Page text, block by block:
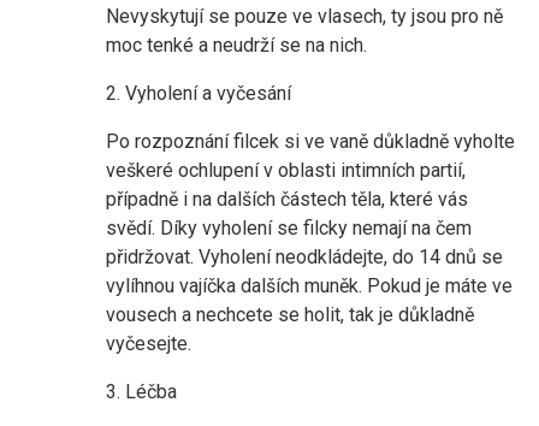
Nevyskytují se pouze ve vlasech, ty jsou pro ně
moc tenké a neudrží se na nich.
2. Vyholení a vyčesání
Po rozpoznání filcek si ve vaně důkladně vyholte
veškeré ochlupení v oblasti intimních partií,
případně i na dalších částech těla, které vás
svědí. Díky vyholení se filcky nemají na čem
přidržovat. Vyholení neodkládejte, do 14 dnů se
vylíhnou vajíčka dalších muněk. Pokud je máte ve
vousech a nechcete se holit, tak je důkladně
vyčesejte.
3. Léčba